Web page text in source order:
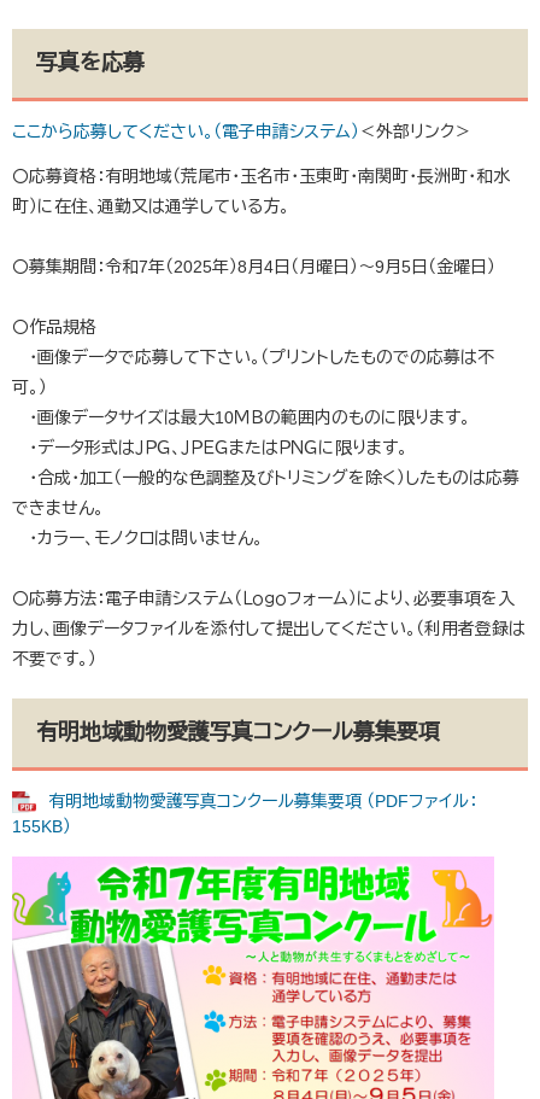
写真を応募
ここから応募してください。（電子申請システム） ＜外部リンク＞
〇応募資格：有明地域（荒尾市・玉名市・玉東町・南関町・長洲町・和水
町）に在住、通勤又は通学している方。
〇募集期間：令和7年（2025年）8月4日（月曜日）～9月5日（金曜日）
〇作品規格
・画像データで応募して下さい。（プリントしたものでの応募は不
可。）
・画像データサイズは最大10ＭＢの範囲内のものに限ります。
・データ形式はＪＰＧ、ＪＰＥＧまたはＰＮＧに限ります。
・合成・加工（一般的な色調整及びトリミングを除く）したものは応募
できません。
・カラー、モノクロは問いません。
〇応募方法：電子申請システム（Ｌｏｇｏフォーム）により、必要事項を入
力し、画像データファイルを添付して提出してください。（利用者登録は
不要です。）
有明地域動物愛護写真コンクール募集要項
有明地域動物愛護写真コンクール募集要項 （PDFファイル：
155KB）